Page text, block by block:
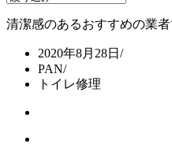
清潔感のあるおすすめの業
2020年8月28日 /
PAN/
トイレ修理